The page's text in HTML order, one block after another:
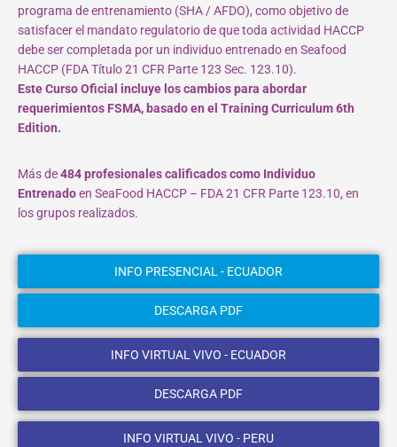
programa de entrenamiento (SHA / AFDO), como objetivo de
satisfacer el mandato regulatorio de que toda actividad HACCP
debe ser completada por un individuo entrenado en Seafood
HACCP (FDA Título 21 CFR Parte 123 Sec. 123.10).
Este Curso Oficial incluye los cambios para abordar
requerimientos FSMA, basado en el Training Curriculum 6th
Edition.
Más de484 profesionales calificados como Individuo
Entrenadoen SeaFood HACCP – FDA 21 CFR Parte 123.10, en
los grupos realizados.
INFO PRESENCIAL - ECUADOR
DESCARGA PDF
INFO VIRTUAL VIVO - ECUADOR
DESCARGA PDF
INFO VIRTUAL VIVO - PERU